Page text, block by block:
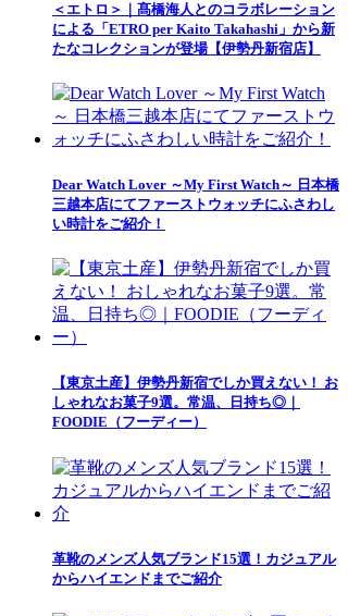
＜エトロ＞｜髙橋海人とのコラボレーション
による「ETRO per Kaito Takahashi」から新
たなコレクションが登場【伊勢丹新宿店】
Dear Watch Lover ～My First Watch～ 日本橋
三越本店にてファーストウォッチにふさわし
い時計をご紹介！
【東京土産】伊勢丹新宿でしか買えない！ お
しゃれなお菓子9選。常温、日持ち◎｜
FOODIE（フーディー）
革靴のメンズ人気ブランド15選！カジュアル
からハイエンドまでご紹介